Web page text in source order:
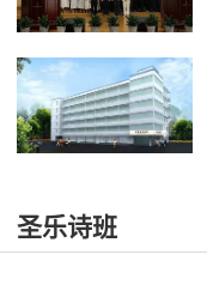
圣乐诗班